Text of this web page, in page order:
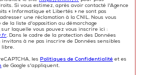
Si vous estimez, après avoir contacté l'Agence
« Informatique et Libertés » ne sont pas
une réclamation à la CNIL. Nous vous
de la liste d'opposition au démarchage
sur laquelle vous pouvez vous inscrire ici :
. Dans le cadre de la protection des Données
invitons à ne pas inscrire de Données sensibles
libre.
les Politiques de Confidentialité et es
de Google s'appliquent.